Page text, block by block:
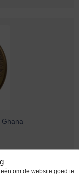
om de website goed te
Ghana